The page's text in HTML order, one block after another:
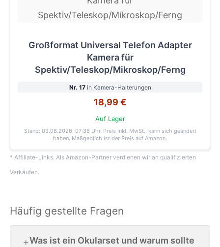
Großformat Universal Telefon Adapter
Kamera für
Spektiv/Teleskop/Mikroskop/Ferng
Nr. 17in Kamera-Halterungen
18,99 €
Auf Lager
Stand: 03.08.2026, 07:38 Uhr. Preis inkl. MwSt., kann sich geändert
haben. Maßgeblich ist der Preis auf Amazon.
* Affiliate-Links. Als Amazon-Partner verdienen wir an qualifizierten
Verkäufen.
Häufig gestellte Fragen
Was ist ein Okularset und warum sollte